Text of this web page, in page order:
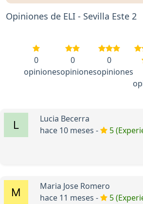
Opiniones de ELI - Sevilla Este 2
0
opiniones
0
opiniones
0
opiniones
Lucia Becerra
hace 10 meses -
5
Maria Jose Romero
hace 11 meses -
5